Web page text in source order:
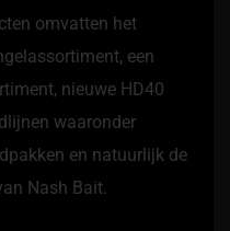
omvatten het
een
nieuwe HD40
waaronder
en natuurlijk de
Nash Bait.